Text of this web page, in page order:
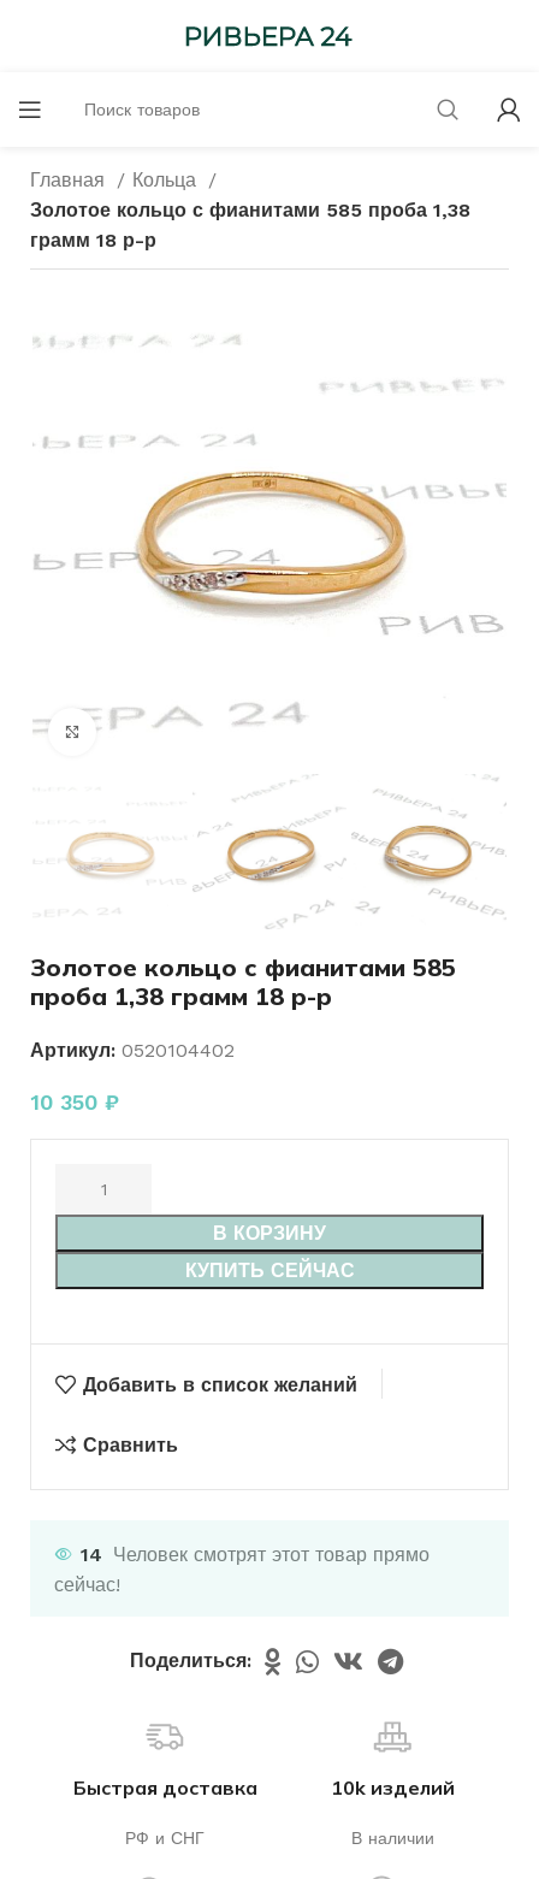
Главная
Кольца
Золотое кольцо с фианитами 585 проба 1,38
грамм 18 р-р
Нажмите, чтобы увеличить
Золотое кольцо с фианитами 585
проба 1,38 грамм 18 р-р
Артикул: 0520104402
10 350 ₽
В КОРЗИНУ
КУПИТЬ СЕЙЧАС
Добавить в список желаний
Сравнить
14 Человек смотрят этот товар прямо
сейчас!
Поделиться:
Быстрая доставка
РФ и СНГ
10k изделий
В наличии